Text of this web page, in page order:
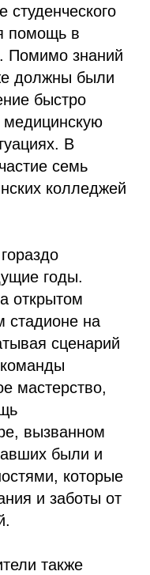
помощь в
Помимо знаний
должны были
быстро
медицинскую
В
семь
колледжей
годы.
открытом
стадионе на
сценарий
мастерство,
вызванном
были и
которые
и заботы от
также